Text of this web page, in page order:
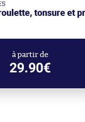
tonsure et
à partir de
29.90€